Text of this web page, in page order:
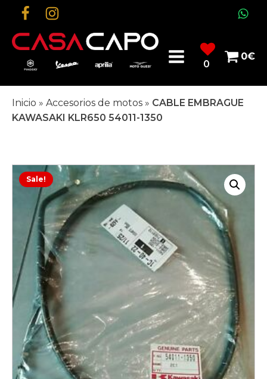
0
0€
Inicio » Accesorios de motos » CABLE EMBRAGUE
KAWASAKI KLR650 54011-1350
Sale!